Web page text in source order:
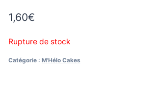
1,60€
Rupture de stock
Catégorie : M'Hélo Cakes